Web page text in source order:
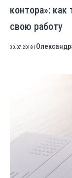
контора»:
свою работу
30.07.2018